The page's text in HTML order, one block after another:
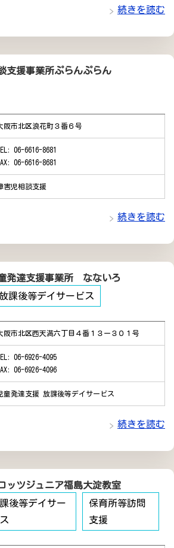
続きを読む
支援事業所ぷらんぷらん
阪市北区浪花町３番６号
TEL: 06-6616-8681
06-6616-8681
害児相談支援
続きを読む
発達支援事業所 なないろ
放課後等デイサービス
阪市北区西天満六丁目４番１３ー３０１号
TEL: 06-6926-4095
06-6926-4096
童発達支援 放課後等デイサービス
続きを読む
ッツジュニア福島大淀教室
後等デイサー
保育所等訪問
支援